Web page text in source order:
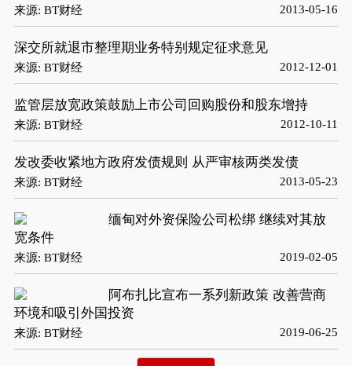
来源: BT财经 2013-05-16
深交所就退市整理期业务特别规定征求意见
来源: BT财经 2012-12-01
监管层放宽政策鼓励上市公司回购股份和股东增持
来源: BT财经 2012-10-11
发改委收紧地方政府发债规则 从严审核两类发债
来源: BT财经 2013-05-23
缅甸对外资保险公司松绑 继续对其放
宽条件
来源: BT财经 2019-02-05
阿布扎比宣布一系列新政策 改善营商
环境和吸引外国投资
来源: BT财经 2019-06-25